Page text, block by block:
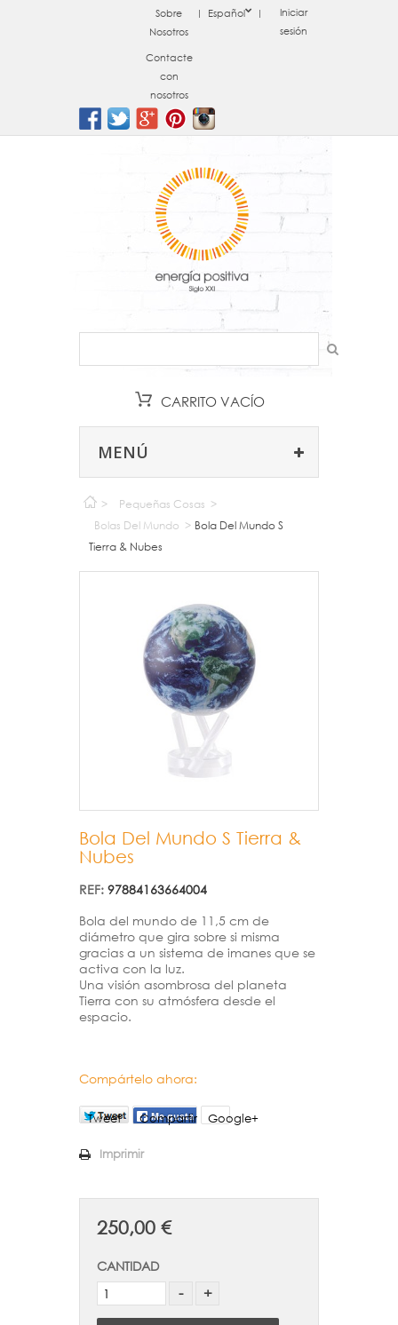
Iniciar
sesión
Español
Sobre
Nosotros
Contacte
con
nosotros
CARRITO VACÍO
MENÚ
> Pequeñas Cosas >
Bolas Del Mundo > Bola Del Mundo S
Tierra & Nubes
Bola Del Mundo S Tierra &
Nubes
REF: 97884163664004
Bola del mundo de 11,5 cm de
diámetro que gira sobre si misma
gracias a un sistema de imanes que se
activa con la luz.
Una visión asombrosa del planeta
Tierra con su atmósfera desde el
espacio.
Compártelo ahora:
Tweet Compartir Google+
Imprimir
250,00 €
CANTIDAD